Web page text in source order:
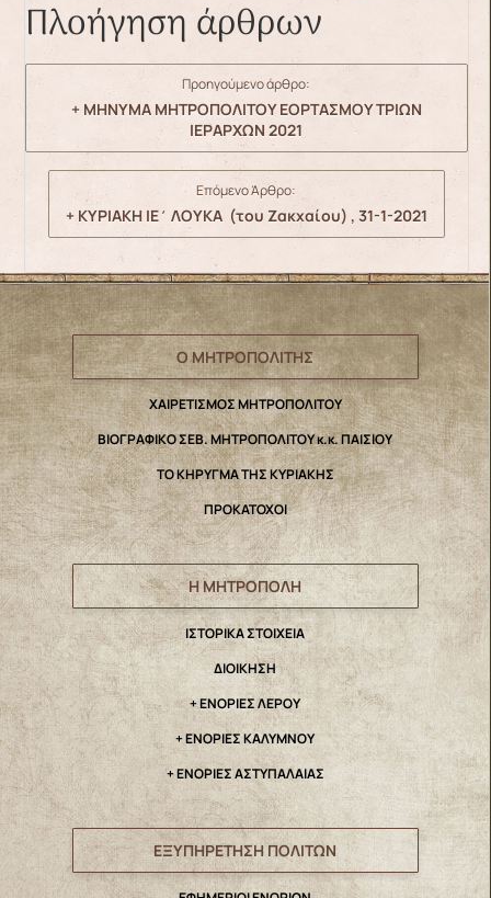
Πλοήγηση άρθρων
Προηγούμενο άρθρο:
+ ΜΗΝΥΜΑ ΜΗΤΡΟΠΟΛΙΤΟΥ ΕΟΡΤΑΣΜΟΥ ΤΡΙΩΝ
ΙΕΡΑΡΧΩΝ 2021
Επόμενο Άρθρο:
+ ΚΥΡΙΑΚΗ ΙΕ΄ ΛΟΥΚΑ (του Ζακχαίου) , 31-1-2021
Ο ΜΗΤΡΟΠΟΛΙΤΗΣ
ΧΑΙΡΕΤΙΣΜΟΣ ΜΗΤΡΟΠΟΛΙΤΟΥ
ΒΙΟΓΡΑΦΙΚΟ ΣΕΒ. ΜΗΤΡΟΠΟΛΙΤΟΥ κ.κ. ΠΑΙΣΙΟΥ
ΤΟ ΚΗΡΥΓΜΑ ΤΗΣ ΚΥΡΙΑΚΗΣ
ΠΡΟΚΑΤΟΧΟΙ
Η ΜΗΤΡΟΠΟΛΗ
IΣΤΟΡΙΚΑ ΣΤΟΙΧΕΙΑ
ΔΙΟΙΚΗΣΗ
+ ΕΝΟΡΙΕΣ ΛΕΡΟΥ
+ ΕΝΟΡΙΕΣ ΚΑΛΥΜΝΟΥ
+ ΕΝΟΡΙΕΣ ΑΣΤΥΠΑΛΑΙΑΣ
ΕΞΥΠΗΡΕΤΗΣΗ ΠΟΛΙΤΩΝ